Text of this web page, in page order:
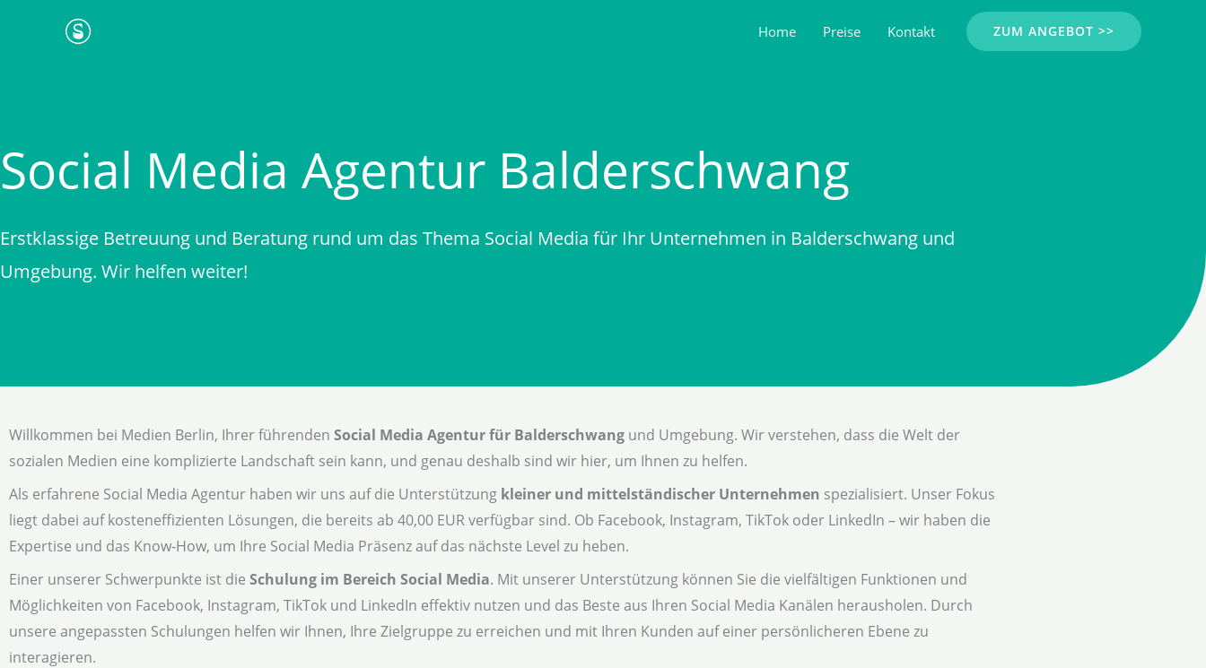
Home Preise Kontakt ZUM ANGEBOT >>
Social Media Agentur Balderschwang
Erstklassige Betreuung und Beratung rund um das Thema Social Media für Ihr Unternehmen in Balderschwang und
Umgebung. Wir helfen weiter!
Willkommen bei Medien Berlin, Ihrer führenden Social Media Agentur für Balderschwang und Umgebung. Wir verstehen, dass die Welt der
sozialen Medien eine komplizierte Landschaft sein kann, und genau deshalb sind wir hier, um Ihnen zu helfen.
Als erfahrene Social Media Agentur haben wir uns auf die Unterstützung kleiner und mittelständischer Unternehmen spezialisiert. Unser Fokus
liegt dabei auf kosteneffizienten Lösungen, die bereits ab 40,00 EUR verfügbar sind. Ob Facebook, Instagram, TikTok oder LinkedIn – wir haben die
Expertise und das Know-How, um Ihre Social Media Präsenz auf das nächste Level zu heben.
Einer unserer Schwerpunkte ist die Schulung im Bereich Social Media. Mit unserer Unterstützung können Sie die vielfältigen Funktionen und
Möglichkeiten von Facebook, Instagram, TikTok und LinkedIn effektiv nutzen und das Beste aus Ihren Social Media Kanälen herausholen. Durch
unsere angepassten Schulungen helfen wir Ihnen, Ihre Zielgruppe zu erreichen und mit Ihren Kunden auf einer persönlicheren Ebene zu
interagieren.